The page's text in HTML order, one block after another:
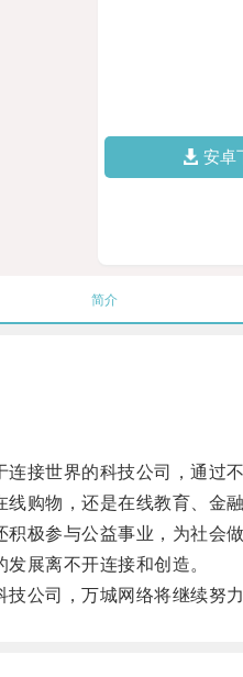
安卓
简介
世界的科技公司，通过不
物，还是在线教育、金融
极参与公益事业，为社会做
展离不开连接和创造。
司，万城网络将继续努力